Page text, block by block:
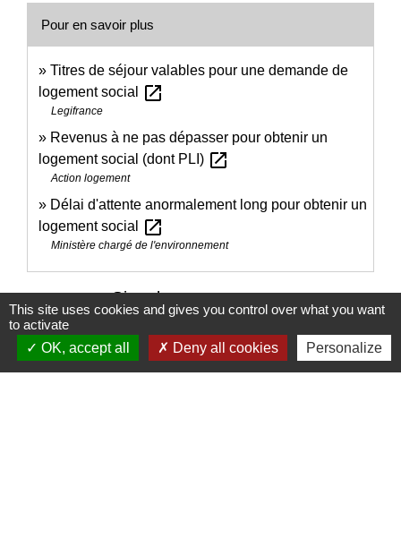
Pour en savoir plus
Titres de séjour valables pour une demande de
logement social
open_in_new
Legifrance
Revenus à ne pas dépasser pour obtenir un
logement social (dont PLI) open_in_new
Action logement
Délai d'attente anormalement long pour obtenir un
logement social
open_in_new
Ministère chargé de l'environnement
Signaler une erreur sur cette page
This site uses cookies and gives you control over what you want
to activate
OK, accept all
Deny all cookies Personalize